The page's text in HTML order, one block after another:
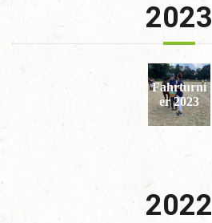
2023
Fahrturni
er 2023
2022